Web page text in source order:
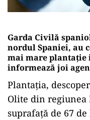
Garda Civilă
nordul Spaniei, au
mai mare plantaţie
informează joi
Plantaţia,
Olite din regiunea
suprafaţă de 67